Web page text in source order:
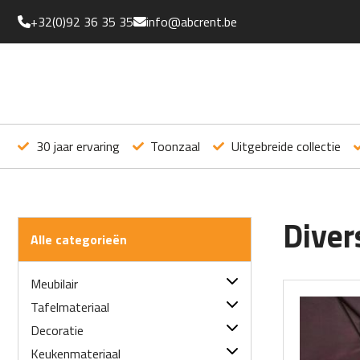
+32(0)92 36 35 35 info@abcrent.be
30 jaar ervaring Toonzaal Uitgebreide collectie
Alle categorieën
Meubilair
Tafels
Statafels
Sokkels
Tafelmateriaal
Linnen
Servetten
Bestek
Decoratie
Diverse deco
Keukenmateriaal